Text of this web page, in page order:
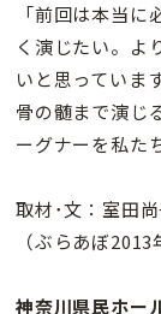
「前回は本当
く演じたい。よ
いと思っています
骨の髄まで演じ
ーグナーを私た
取材･文：室田
（ぶらあぼ2013
神奈川県民ホー